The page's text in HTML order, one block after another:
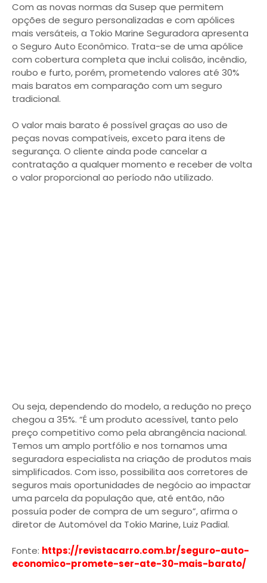
Com as novas normas da Susep que permitem
opções de seguro personalizadas e com apólices
mais versáteis, a Tokio Marine Seguradora apresenta
o Seguro Auto Econômico. Trata-se de uma apólice
com cobertura completa que inclui colisão, incêndio,
roubo e furto, porém, prometendo valores até 30%
mais baratos em comparação com um seguro
tradicional.
O valor mais barato é possível graças ao uso de
peças novas compatíveis, exceto para itens de
segurança. O cliente ainda pode cancelar a
contratação a qualquer momento e receber de volta
o valor proporcional ao período não utilizado.
Ou seja, dependendo do modelo, a redução no preço
chegou a 35%. “É um produto acessível, tanto pelo
preço competitivo como pela abrangência nacional.
Temos um amplo portfólio e nos tornamos uma
seguradora especialista na criação de produtos mais
simplificados. Com isso, possibilita aos corretores de
seguros mais oportunidades de negócio ao impactar
uma parcela da população que, até então, não
possuía poder de compra de um seguro”, afirma o
diretor de Automóvel da Tokio Marine, Luiz Padial.
Fonte: https://revistacarro.com.br/seguro-auto-
economico-promete-ser-ate-30-mais-barato/